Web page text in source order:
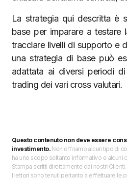
La strategia qui descritta è
base per imparare a testare
tracciare livelli di supporto e
una strategia di base può
adattata ai diversi periodi
trading dei vari cross valutari.
Questo contenuto non deve essere
investimento.Non offriamo alcun tipo di
ha uno scopo soltanto informativo e alcuni
Stampa scritti direttamente dai nostri Clienti.
I lettori sono tenuti pertanto a effettuare le